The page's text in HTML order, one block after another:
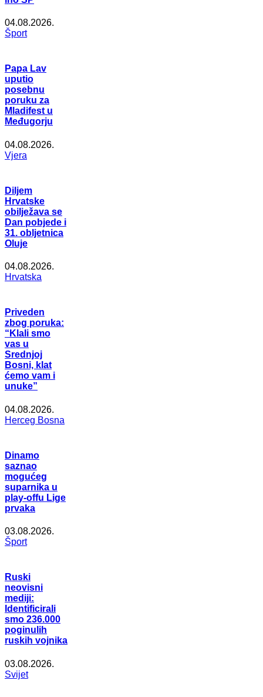
04.08.2026.
Šport
Papa Lav
uputio
posebnu
poruku za
Mladifest u
Međugorju
04.08.2026.
Vjera
Diljem
Hrvatske
obilježava se
Dan pobjede i
31. obljetnica
Oluje
04.08.2026.
Hrvatska
Priveden
zbog poruka:
“Klali smo
vas u
Srednjoj
Bosni, klat
ćemo vam i
unuke”
04.08.2026.
Herceg Bosna
Dinamo
saznao
mogućeg
suparnika u
play-offu Lige
prvaka
03.08.2026.
Šport
Ruski
neovisni
mediji:
Identificirali
smo 236.000
poginulih
ruskih vojnika
03.08.2026.
Svijet